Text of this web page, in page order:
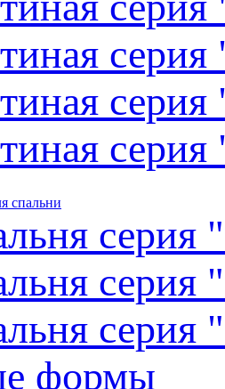
спальни
серия
серия
серия
формы